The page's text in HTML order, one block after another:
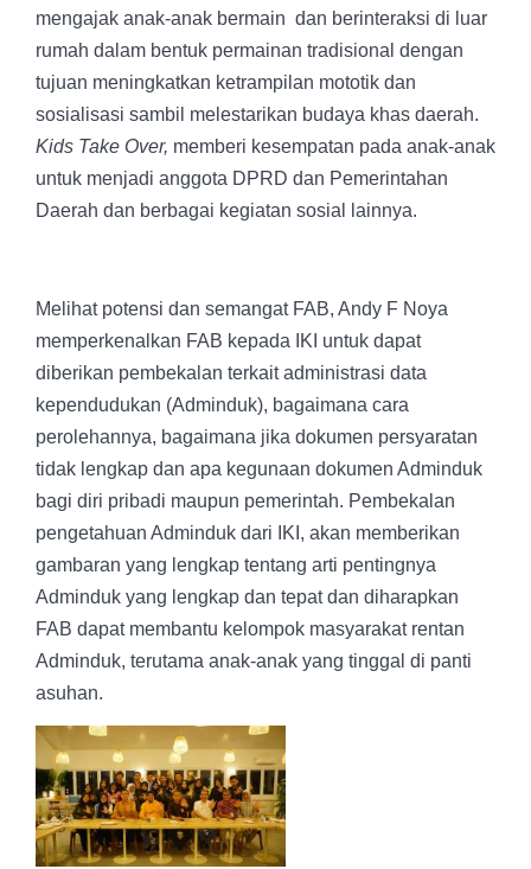
mengajak anak-anak bermain dan berinteraksi di luar
rumah dalam bentuk permainan tradisional dengan
tujuan meningkatkan ketrampilan mototik dan
sosialisasi sambil melestarikan budaya khas daerah.
Kids Take Over, memberi kesempatan pada anak-anak
untuk menjadi anggota DPRD dan Pemerintahan
Daerah dan berbagai kegiatan sosial lainnya.
Melihat potensi dan semangat FAB, Andy F Noya
memperkenalkan FAB kepada IKI untuk dapat
diberikan pembekalan terkait administrasi data
kependudukan (Adminduk), bagaimana cara
perolehannya, bagaimana jika dokumen persyaratan
tidak lengkap dan apa kegunaan dokumen Adminduk
bagi diri pribadi maupun pemerintah. Pembekalan
pengetahuan Adminduk dari IKI, akan memberikan
gambaran yang lengkap tentang arti pentingnya
Adminduk yang lengkap dan tepat dan diharapkan
FAB dapat membantu kelompok masyarakat rentan
Adminduk, terutama anak-anak yang tinggal di panti
asuhan.